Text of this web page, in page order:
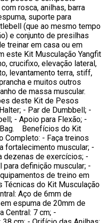
rosca, anilhas, barra
suporte para
(que ao mesmo tempo
e conjunto de presilhas
treinar em casa ou em
este Kit Musculação Yangfit
crucifixo, elevação lateral,
levantamento terra, stiff,
e muitos outros
de massa muscular.
deste Kit de Pesos
- Par de Dumbbell; -
- Apoio para Flexão; -
Bag. Benefícios do Kit
Completo: - Faça treinos
fortalecimento muscular; -
dezenas de exercícios; -
para definição muscular; -
de treino em
do Kit Musculação
Aço de 6mm de
espuma de 20mm de
Central: 7 cm; -